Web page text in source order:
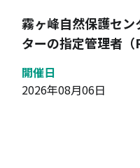
霧ヶ峰自然保護セ
ターの指定管理者
開催日
2026年08月06日